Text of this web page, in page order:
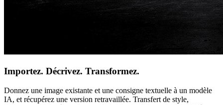
Importez. Décrivez. Transformez.
Donnez une image existante et une consigne textuelle à un modèle
IA, et récupérez une version retravaillée. Transfert de style,